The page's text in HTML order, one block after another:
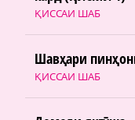
ҚИССАИ ШАБ
ҚИССАИ ШАБ
Шавҳари